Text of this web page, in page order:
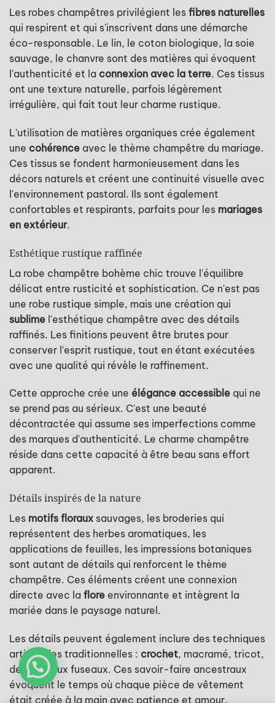
Les robes champêtres privilégient les fibres naturelles
qui respirent et qui s'inscrivent dans une démarche
éco-responsable. Le lin, le coton biologique, la soie
sauvage, le chanvre sont des matières qui évoquent
l'authenticité et la connexion avec la terre. Ces tissus
ont une texture naturelle, parfois légèrement
irrégulière, qui fait tout leur charme rustique.
L'utilisation de matières organiques crée également
une cohérence avec le thème champêtre du mariage.
Ces tissus se fondent harmonieusement dans les
décors naturels et créent une continuité visuelle avec
l'environnement pastoral. Ils sont également
confortables et respirants, parfaits pour les mariages
en extérieur.
Esthétique rustique raffinée
La robe champêtre bohème chic trouve l'équilibre
délicat entre rusticité et sophistication. Ce n'est pas
une robe rustique simple, mais une création qui
sublime l'esthétique champêtre avec des détails
raffinés. Les finitions peuvent être brutes pour
conserver l'esprit rustique, tout en étant exécutées
avec une qualité qui révèle le raffinement.
Cette approche crée une élégance accessible qui ne
se prend pas au sérieux. C'est une beauté
décontractée qui assume ses imperfections comme
des marques d'authenticité. Le charme champêtre
réside dans cette capacité à être beau sans effort
apparent.
Détails inspirés de la nature
Les motifs floraux sauvages, les broderies qui
représentent des herbes aromatiques, les
applications de feuilles, les impressions botaniques
sont autant de détails qui renforcent le thème
champêtre. Ces éléments créent une connexion
directe avec la flore environnante et intègrent la
mariée dans le paysage naturel.
Les détails peuvent également inclure des techniques
artisanales traditionnelles : crochet, macramé, tricot,
dentelle aux fuseaux. Ces savoir-faire ancestraux
évoquent le temps où chaque pièce de vêtement
était créée à la main avec patience et amour.